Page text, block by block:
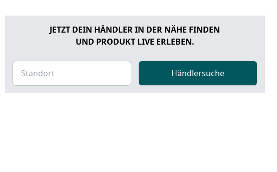
JETZT DEIN HÄNDLER IN DER NÄHE FINDEN
UND PRODUKT LIVE ERLEBEN.
Händlersuche